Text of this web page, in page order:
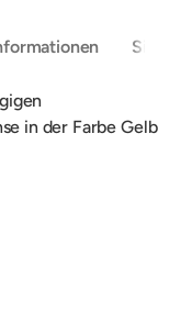
in der Farbe Gelb